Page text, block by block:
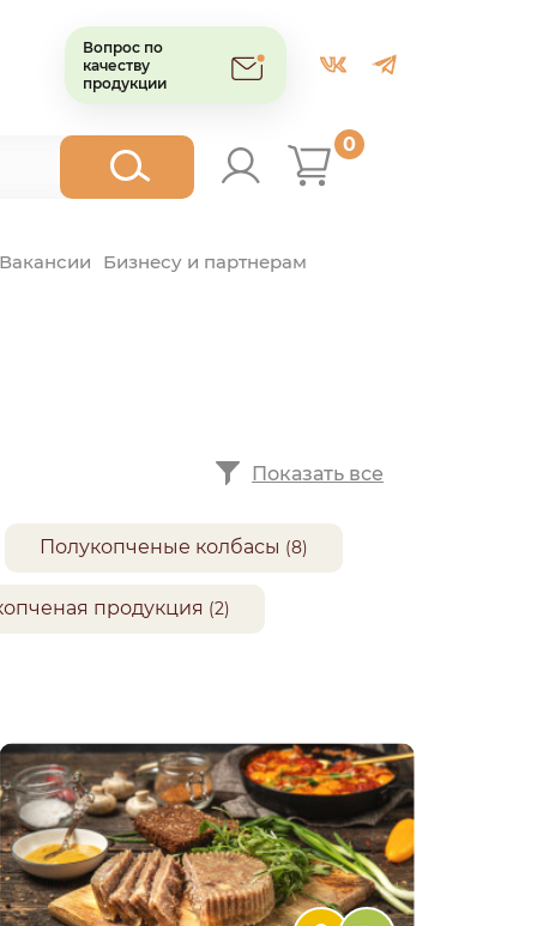
Вопрос по
качеству
продукции
0
Вакансии Бизнесу и партнерам
Показать все
Полукопченые колбасы (8)
продукция (2)